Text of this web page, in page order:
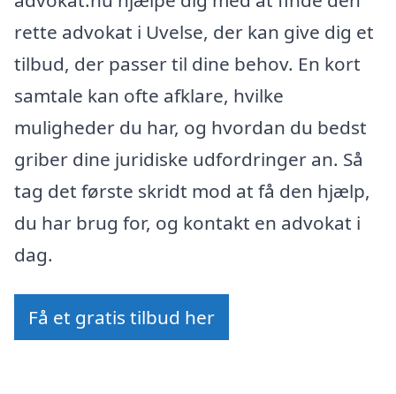
rette advokat i Uvelse, der kan give dig et
tilbud, der passer til dine behov. En kort
samtale kan ofte afklare, hvilke
muligheder du har, og hvordan du bedst
griber dine juridiske udfordringer an. Så
tag det første skridt mod at få den hjælp,
du har brug for, og kontakt en advokat i
dag.
Få et gratis tilbud her